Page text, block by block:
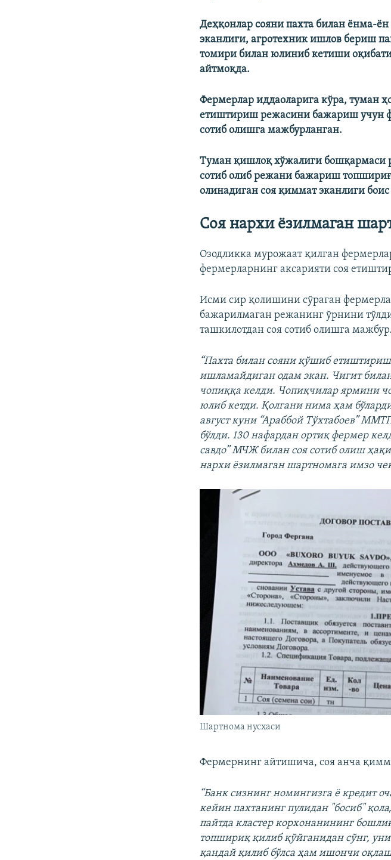
Деҳқонлар сояни пахта билан ёнма-
эканлиги, агротехник ишлов бериш
томири билан юлиниб кетиши
айтмоқда.
Фермерлар иддаоларига кўра, туман
етиштириш режасини бажариш учун
сотиб олишга мажбурланган.
Туман қишлоқ хўжалиги бошқармаси
сотиб олиб режани бажариш
олинадиган соя қиммат эканлиги
Соя нархи ёзилмаган
Озодликка мурожаат қилган
фермерларнинг аксарияти соя
Исми сир қолишини сўраган
бажарилмаган режанинг ўрнини
ташкилотдан соя сотиб олишга
“Пахта билан сояни қўшиб
ишламайдиган одам экан. Чигит
чопиққа келди. Чопиқчилар ярмини
юлиб кетди. Қолгани нима ҳам
август куни “Араббой Тўхтабоев”
бўлди. 130 нафардан ортиқ фермер
савдо” МЧЖ билан соя сотиб олиш
нархи ёзилмаган шартномага имзо
Шартнома нусхаси
Фермернинг айтишича, соя анча
“Банк сизнинг номингизга ё кредит
кейин пахтанинг пулидан "босиб"
пайтда кластер корхонанининг
топшириқ қилиб қўйганидан сўнг,
қандай қилиб бўлса ҳам ишончи